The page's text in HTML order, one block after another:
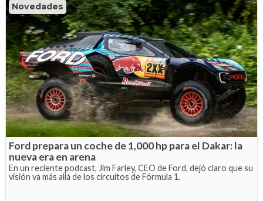
Novedades
Ford prepara un coche de 1,000 hp para el Dakar: la
nueva era en arena
En un reciente podcast, Jim Farley, CEO de Ford, dejó claro que su
visión va más allá de los circuitos de Fórmula 1.